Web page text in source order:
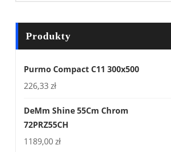
Produkty
Purmo Compact C11 300x500
226,33zł
DeMm Shine 55Cm Chrom
72PRZ55CH
1189,00zł